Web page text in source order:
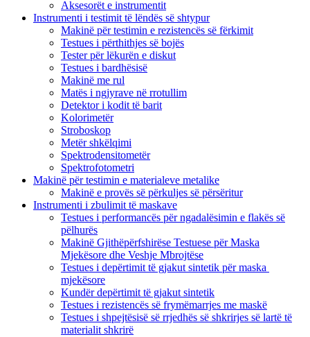
Aksesorët e instrumentit
Instrumenti i testimit të lëndës së shtypur
Makinë për testimin e rezistencës së fërkimit
Testues i përthithjes së bojës
Tester për lëkurën e diskut
Testues i bardhësisë
Makinë me rul
Matës i ngjyrave në rrotullim
Detektor i kodit të barit
Kolorimetër
Stroboskop
Metër shkëlqimi
Spektrodensitometër
Spektrofotometri
Makinë për testimin e materialeve metalike
Makinë e provës së përkuljes së përsëritur
Instrumenti i zbulimit të maskave
Testues i performancës për ngadalësimin e flakës së
pëlhurës
Makinë Gjithëpërfshirëse Testuese për Maska
Mjekësore dhe Veshje Mbrojtëse
Testues i depërtimit të gjakut sintetik për maska ​​
mjekësore
Kundër depërtimit të gjakut sintetik
Testues i rezistencës së frymëmarrjes me maskë
Testues i shpejtësisë së rrjedhës së shkrirjes së lartë të
materialit shkrirë